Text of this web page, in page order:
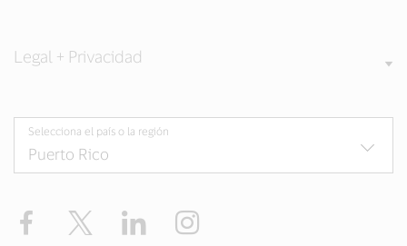
Legal + Privacidad
Selecciona el país o la región
Facebook Twitter LinkedIn